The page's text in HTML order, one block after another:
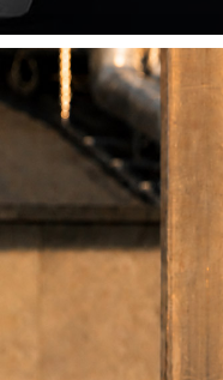
PROGRAM PARTNERSKI LLC